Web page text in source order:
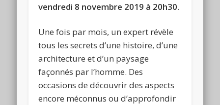
vendredi 8 novembre 2019 à 20h30.
Une fois par mois, un expert révèle
tous les secrets d’une histoire, d’une
architecture et d’un paysage
façonnés par l’homme. Des
occasions de découvrir des aspects
encore méconnus ou d’approfondir